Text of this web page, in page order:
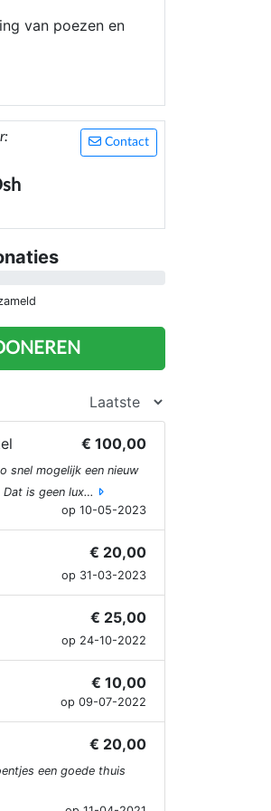
van poezen en
Contact
€ 100,00
snel mogelijk een nieuw
is geen lux…
op 10-05-2023
€ 20,00
op 31-03-2023
€ 25,00
op 24-10-2022
€ 10,00
op 09-07-2022
€ 20,00
een goede thuis